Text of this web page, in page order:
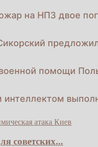
на НПЗ двое
помощи
интеллектом
атака Киев
советских...